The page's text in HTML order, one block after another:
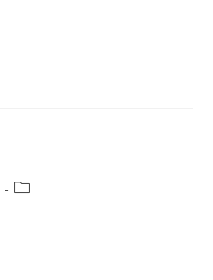
Berichtcategorie: